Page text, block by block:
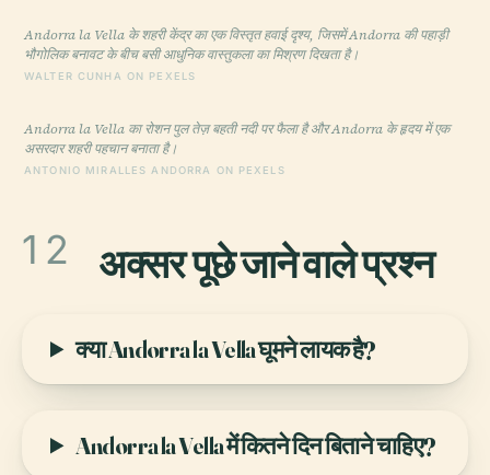
Andorra la Vella के शहरी केंद्र का एक विस्तृत हवाई दृश्य, जिसमें Andorra की पहाड़ी
भौगोलिक बनावट के बीच बसी आधुनिक वास्तुकला का मिश्रण दिखता है।
WALTER CUNHA ON PEXELS
Andorra la Vella का रोशन पुल तेज़ बहती नदी पर फैला है और Andorra के हृदय में एक
असरदार शहरी पहचान बनाता है।
ANTONIO MIRALLES ANDORRA ON PEXELS
12 अक्सर पूछे जाने वाले प्रश्न
क्या Andorra la Vella घूमने लायक है?
Andorra la Vella में कितने दिन बिताने चाहिए?